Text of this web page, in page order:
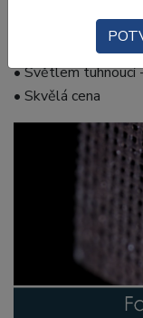
•
zjednoduší adaptaci.
• Světlem tuhnoucí
• Skvělá cena